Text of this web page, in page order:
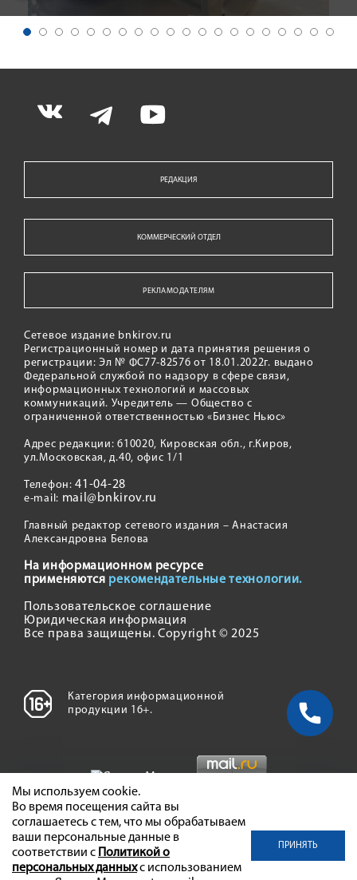
РЕДАКЦИЯ
КОММЕРЧЕСКИЙ ОТДЕЛ
РЕКЛАМОДАТЕЛЯМ
Сетевое издание bnkirov.ru
Регистрационный номер и дата принятия решения о
регистрации: Эл № ФС77-82576 от 18.01.2022г. выдано
Федеральной службой по надзору в сфере связи,
информационных технологий и массовых
коммуникаций. Учредитель — Общество с
ограниченной ответственностью «Бизнес Ньюс»
Адрес редакции: 610020, Кировская обл., г.Киров,
ул.Московская, д.40, офис 1/1
Телефон:41-04-28
e-mail: mail@bnkirov.ru
Главный редактор сетевого издания – Анастасия
Александровна Белова
На информационном ресурсе
применяются рекомендательные технологии.
Пользовательское соглашение
Юридическая информация
Все права защищены. Copyright © 2025
Категория информационной
продукции 16+.
Мы используем cookie.
Во время посещения сайта вы
соглашаетесь с тем, что мы обрабатываем
ваши персональные данные в
соответствии с Политикой о
персональных данныхс использованием
ПРИНЯТЬ